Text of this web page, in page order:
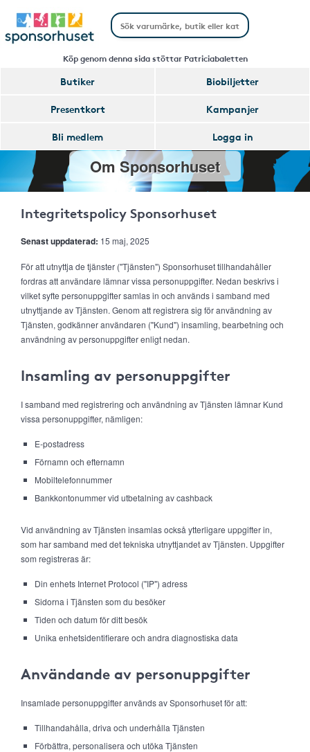
Köp genom denna sida stöttar Patriciabaletten
Butiker
Biobiljetter
Presentkort
Kampanjer
Bli medlem
Logga in
Om Sponsorhuset
Integritetspolicy Sponsorhuset
Senast uppdaterad: 15 maj, 2025
För att utnyttja de tjänster ("Tjänsten") Sponsorhuset tillhandahåller
fordras att användare lämnar vissa personuppgifter. Nedan beskrivs i
vilket syfte personuppgifter samlas in och används i samband med
utnyttjande av Tjänsten. Genom att registrera sig för användning av
Tjänsten, godkänner användaren ("Kund") insamling, bearbetning och
användning av personuppgifter enligt nedan.
Insamling av personuppgifter
I samband med registrering och användning av Tjänsten lämnar Kund
vissa personuppgifter, nämligen:
E-postadress
Förnamn och efternamn
Mobiltelefonnummer
Bankkontonummer vid utbetalning av cashback
Vid användning av Tjänsten insamlas också ytterligare uppgifter in,
som har samband med det tekniska utnyttjandet av Tjänsten. Uppgifter
som registreras är:
Din enhets Internet Protocol ("IP") adress
Sidorna i Tjänsten som du besöker
Tiden och datum för ditt besök
Unika enhetsidentifierare och andra diagnostiska data
Användande av personuppgifter
Insamlade personuppgifter används av Sponsorhuset för att:
Tillhandahålla, driva och underhålla Tjänsten
Förbättra, personalisera och utöka Tjänsten